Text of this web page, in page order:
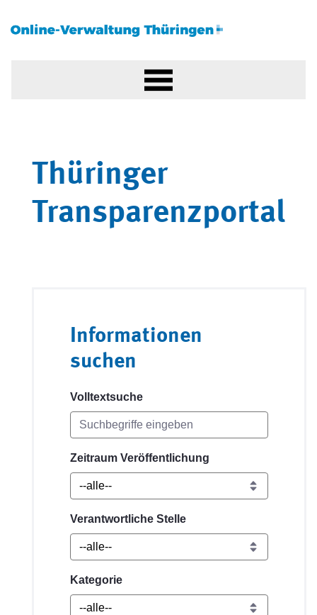
Thüringer
Transparenzportal
Informationen
suchen
Volltextsuche
Zeitraum Veröffentlichung
Verantwortliche Stelle
Kategorie